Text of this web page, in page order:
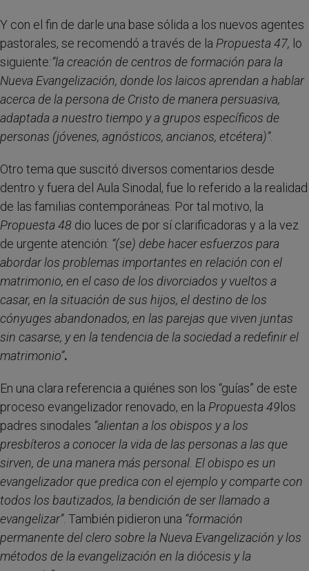
Y con el fin de darle una base sólida a los nuevos agentes
pastorales, se recomendó a través de la Propuesta 47, lo
siguiente:“la creación de centros de formación para la
Nueva Evangelización, donde los laicos aprendan a hablar
acerca de la persona de Cristo de manera persuasiva,
adaptada a nuestro tiempo y a grupos específicos de
personas (jóvenes, agnósticos, ancianos, etcétera)”.
Otro tema que suscitó diversos comentarios desde
dentro y fuera del Aula Sinodal, fue lo referido a la realidad
de las familias contemporáneas. Por tal motivo, la
Propuesta 48 dio luces de por sí clarificadoras y a la vez
de urgente atención: “(se) debe hacer esfuerzos para
abordar los problemas importantes en relación con el
matrimonio, en el caso de los divorciados y vueltos a
casar, en la situación de sus hijos, el destino de los
cónyuges abandonados, en las parejas que viven juntas
sin casarse, y en la tendencia de la sociedad a redefinir el
matrimonio”.
En una clara referencia a quiénes son los “guías” de este
proceso evangelizador renovado, en la Propuesta 49 los
padres sinodales “alientan a los obispos y a los
presbíteros a conocer la vida de las personas a las que
sirven, de una manera más personal. El obispo es un
evangelizador que predica con el ejemplo y comparte con
todos los bautizados, la bendición de ser llamado a
evangelizar”. También pidieron una “formación
permanente del clero sobre la Nueva Evangelización y los
métodos de la evangelización en la diócesis y la